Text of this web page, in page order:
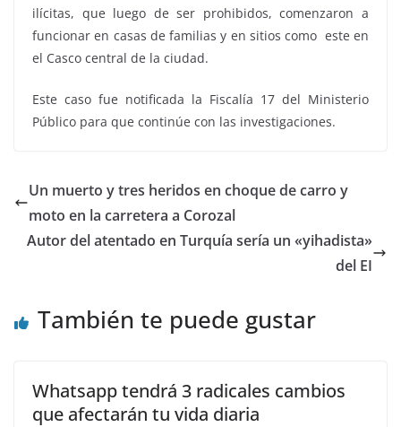
ilícitas, que luego de ser prohibidos, comenzaron a
funcionar en casas de familias y en sitios como este en
el Casco central de la ciudad.
Este caso fue notificada la Fiscalía 17 del Ministerio
Público para que continúe con las investigaciones.
Un muerto y tres heridos en choque de carro y
moto en la carretera a Corozal
Autor del atentado en Turquía sería un «yihadista»
del EI
También te puede gustar
Whatsapp tendrá 3 radicales cambios
que afectarán tu vida diaria